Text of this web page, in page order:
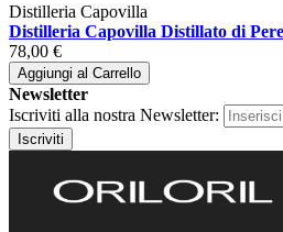
Distilleria Capovilla
Distilleria Capovilla Distillato di
78,00 €
Aggiungi al Carrello
Newsletter
Iscriviti alla nostra Newsletter:
Iscriviti